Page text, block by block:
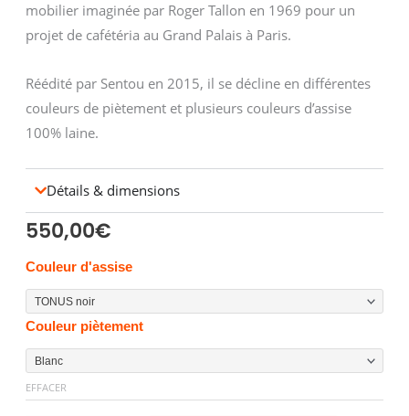
mobilier imaginée par Roger Tallon en 1969 pour un
projet de cafétéria au Grand Palais à Paris.
Réédité par Sentou en 2015, il se décline en différentes
couleurs de piètement et plusieurs couleurs d’assise
100% laine.
Détails & dimensions
550,00€
Couleur d'assise
Couleur piètement
EFFACER
quantité
de
TABOURET
CRYPTOGAMME
POP